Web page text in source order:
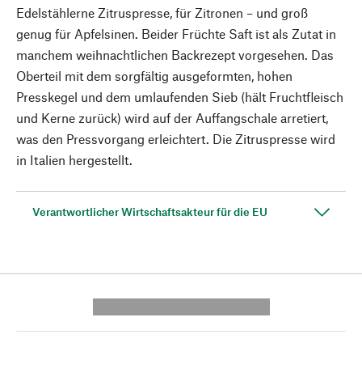
Edelstählerne Zitruspresse, für Zitronen – und groß
genug für Apfelsinen. Beider Früchte Saft ist als Zutat in
manchem weihnachtlichen Backrezept vorgesehen. Das
Oberteil mit dem sorgfältig ausgeformten, hohen
Presskegel und dem umlaufenden Sieb (hält Fruchtfleisch
und Kerne zurück) wird auf der Auffangschale arretiert,
was den Pressvorgang erleichtert. Die Zitruspresse wird
in Italien hergestellt.
Verantwortlicher Wirtschaftsakteur für die EU